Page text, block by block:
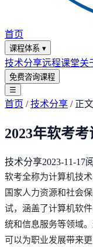
首页
课程体系 ▾
技术分享远程课堂关
免费咨询课程
☰
首页 /技术分享 / 正文
2023年软考考
技术分享2023-11-17
软考全称为计算机技
国家人力资源和社会
试，涵盖了计算机软
统和信息服务等领域
可以为职业发展带来更